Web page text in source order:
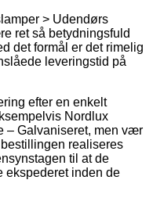
> Udendørs
ret så betydningsfuld
det formål er det rimelig
leveringstid på
efter en enkelt
Nordlux
– Galvaniseret, men vær
realiseres
til at de
ekspederet inden de